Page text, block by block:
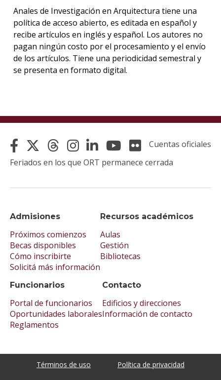
Anales de Investigación en Arquitectura tiene una
política de acceso abierto, es editada en español y
recibe artículos en inglés y español. Los autores no
pagan ningún costo por el procesamiento y el envío
de los artículos. Tiene una periodicidad semestral y
se presenta en formato digital.
Admisiones
Próximos comienzos
Becas disponibles
Cómo inscribirte
Solicitá más información
Recursos académicos
Aulas
Gestión
Bibliotecas
Funcionarios
Portal de funcionarios
Oportunidades laborales
Reglamentos
Contacto
Edificios y direcciones
Información de contacto
Cuentas oficiales
Feriados en los que ORT permanece cerrada
Términos de uso Política de privacidad